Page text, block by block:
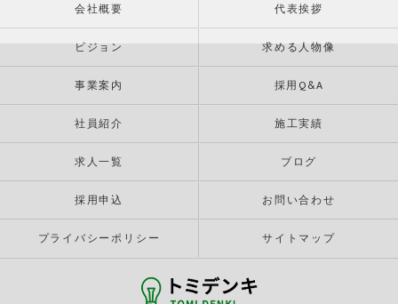
会社概要 代表挨拶
ビジョン 求める人物像
事業案内 採用Q&A
社員紹介 施工実績
求人一覧 ブログ
採用申込 お問い合わせ
プライバシーポリシー サイトマップ